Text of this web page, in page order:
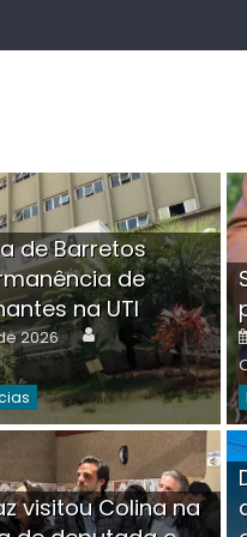
na Av. Ângelo
por criminoso
de Barretos
de
na UTI
2026 Author
visitou Colina na